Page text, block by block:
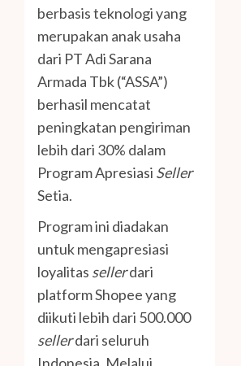
berbasis teknologi yang
merupakan anak usaha
dari PT Adi Sarana
Armada Tbk (“ASSA”)
berhasil mencatat
peningkatan pengiriman
lebih dari 30% dalam
Program Apresiasi Seller
Setia.
Program ini diadakan
untuk mengapresiasi
loyalitas sellerdari
platform Shopee yang
diikuti lebih dari 500.000
sellerdari seluruh